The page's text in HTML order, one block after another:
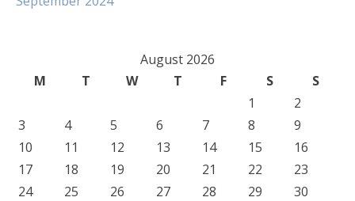
August 2026
M
T W T F S
S
1
2
3
4 5 6 7 8
9
10
11 12 13 14 15
16
17
18 19 20 21 22
23
24
25 26 27 28 29
30